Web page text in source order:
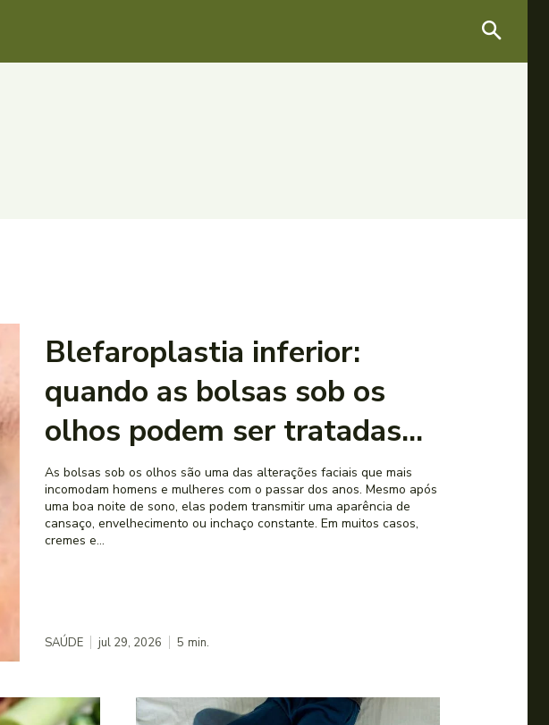
Blefaroplastia inferior:
quando as bolsas sob os
olhos podem ser tratadas...
As bolsas sob os olhos são uma das alterações faciais que mais
incomodam homens e mulheres com o passar dos anos. Mesmo após
uma boa noite de sono, elas podem transmitir uma aparência de
cansaço, envelhecimento ou inchaço constante. Em muitos casos,
cremes e...
SAÚDE jul 29, 2026 5 min.